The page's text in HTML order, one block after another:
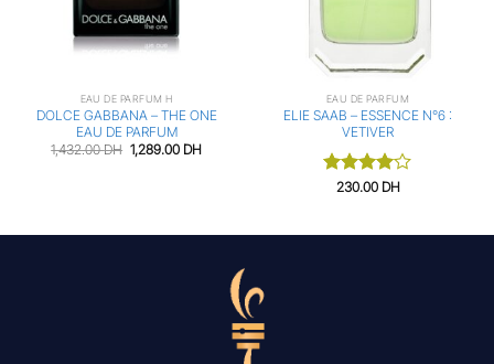
EAU DE PARFUM H
DOLCE GABBANA – THE ONE
EAU DE PARFUM
1,432.00DH Le
prix
1,289.00 DHLe
EAU DE PARFUM
ELIE SAAB – ESSENCE N°6 :
VETIVER
Note
230.00 DH